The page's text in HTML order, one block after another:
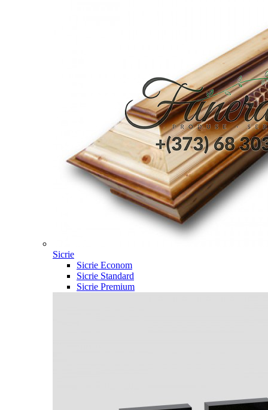
Sicrie
Sicrie Econom
Sicrie Standard
Sicrie Premium